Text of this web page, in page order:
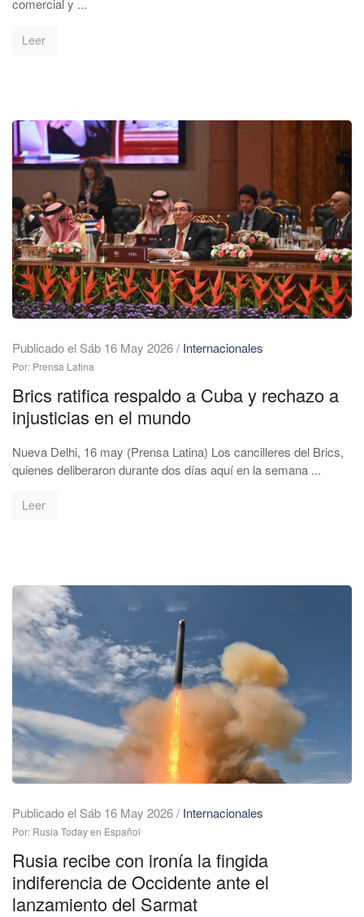
comercial y ...
Leer
Publicado el Sáb 16 May 2026/ Internacionales
Por: Prensa Latina
Brics ratifica respaldo a Cuba y rechazo a
injusticias en el mundo
Nueva Delhi, 16 may (Prensa Latina) Los cancilleres del Brics,
quienes deliberaron durante dos días aquí en la semana ...
Leer
Publicado el Sáb 16 May 2026/ Internacionales
Por: Rusia Today en Español
Rusia recibe con ironía la fingida
indiferencia de Occidente ante el
lanzamiento del Sarmat